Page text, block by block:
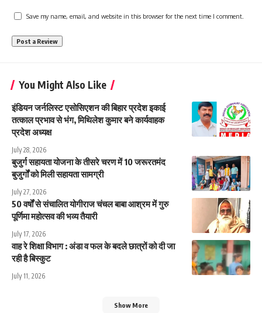
Save my name, email, and website in this browser for the next time I comment.
You Might Also Like
इंडियन जर्नलिस्ट एसोसिएशन की बिहार प्रदेश इकाई
तत्काल प्रभाव से भंग, मिथिलेश कुमार बने कार्यवाहक
प्रदेश अध्यक्ष
July 28, 2026
बुजुर्ग सहायता योजना के तीसरे चरण में 10 जरूरतमंद
बुजुर्गों को मिली सहायता सामग्री
July 27, 2026
50 वर्षों से संचालित योगीराज चंचल बाबा आश्रम में गुरु
पूर्णिमा महोत्सव की भव्य तैयारी
July 17, 2026
वाह रे शिक्षा विभाग : अंडा व फल के बदले छात्रों को दी जा
रही है बिस्कुट
July 11, 2026
Show More